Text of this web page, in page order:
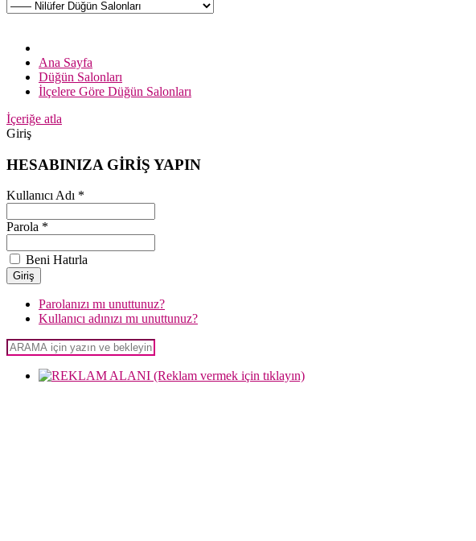
Ana Sayfa
Düğün Salonları
İlçelere Göre Düğün Salonları
İçeriğe atla
Giriş
HESABINIZA GİRİŞ YAPIN
Kullanıcı Adı *
Parola *
Beni Hatırla
Parolanızı mı unuttunuz?
Kullanıcı adınızı mı unuttunuz?